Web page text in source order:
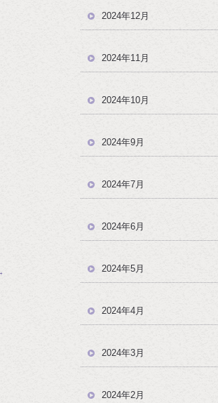
2024年12月
2024年11月
2024年10月
2024年9月
2024年7月
2024年6月
2024年5月
2024年4月
2024年3月
2024年2月